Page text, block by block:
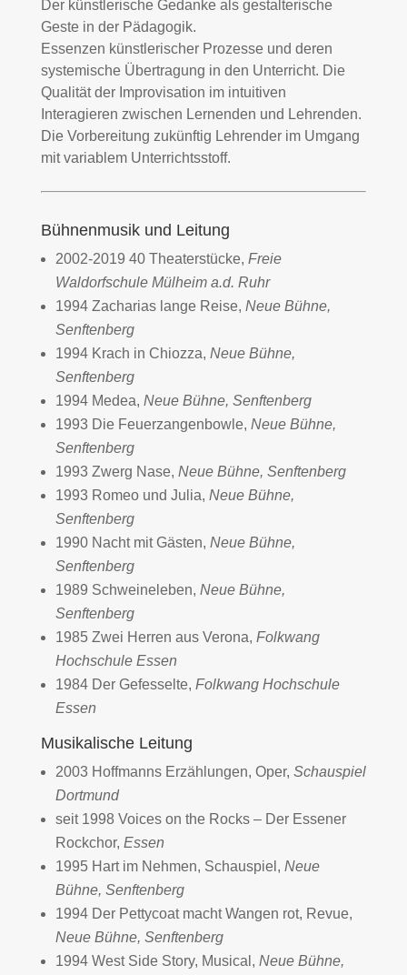
Der künstlerische Gedanke als gestalterische
Geste in der Pädagogik.
Essenzen künstlerischer Prozesse und deren
systemische Übertragung in den Unterricht. Die
Qualität der Improvisation im intuitiven
Interagieren zwischen Lernenden und Lehrenden.
Die Vorbereitung zukünftig Lehrender im Umgang
mit variablem Unterrichtsstoff.
Bühnenmusik und Leitung
2002-2019 40 Theaterstücke, Freie
Waldorfschule Mülheim a.d. Ruhr
1994 Zacharias lange Reise, Neue Bühne,
Senftenberg
1994 Krach in Chiozza, Neue Bühne,
Senftenberg
1994 Medea, Neue Bühne, Senftenberg
1993 Die Feuerzangenbowle, Neue Bühne,
Senftenberg
1993 Zwerg Nase, Neue Bühne, Senftenberg
1993 Romeo und Julia, Neue Bühne,
Senftenberg
1990 Nacht mit Gästen, Neue Bühne,
Senftenberg
1989 Schweineleben, Neue Bühne,
Senftenberg
1985 Zwei Herren aus Verona, Folkwang
Hochschule Essen
1984 Der Gefesselte, Folkwang Hochschule
Essen
Musikalische Leitung
2003 Hoffmanns Erzählungen, Oper, Schauspiel
Dortmund
seit 1998 Voices on the Rocks – Der Essener
Rockchor, Essen
1995 Hart im Nehmen, Schauspiel, Neue
Bühne, Senftenberg
1994 Der Pettycoat macht Wangen rot, Revue,
Neue Bühne, Senftenberg
1994 West Side Story, Musical, Neue Bühne,